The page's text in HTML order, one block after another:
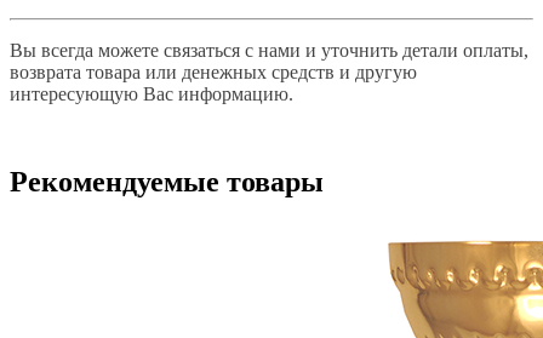
Вы всегда можете связаться с нами и уточнить детали оплаты,
возврата товара или денежных средств и другую
интересующую Вас информацию.
Рекомендуемые товары